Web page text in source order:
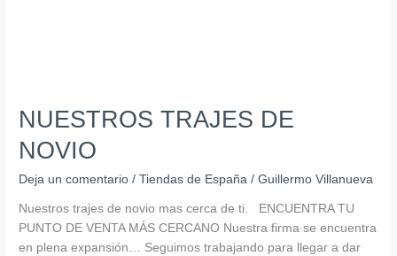
NUESTROS TRAJES DE
NOVIO
Deja un comentario /Tiendas de España /Guillermo Villanueva
Nuestros trajes de novio mas cerca de ti. ENCUENTRA TU
PUNTO DE VENTA MÁS CERCANO Nuestra firma se encuentra
en plena expansión… Seguimos trabajando para llegar a dar